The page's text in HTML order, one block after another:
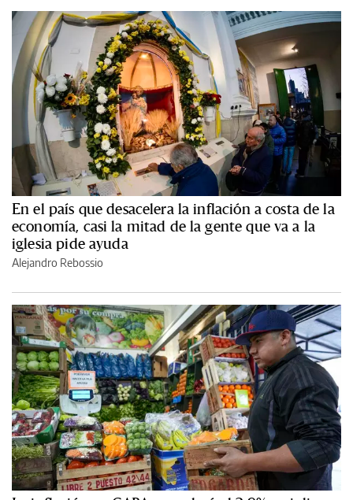
En el país que desacelera la inflación a costa de la
economía, casi la mitad de la gente que va a la
iglesia pide ayuda
Alejandro Rebossio